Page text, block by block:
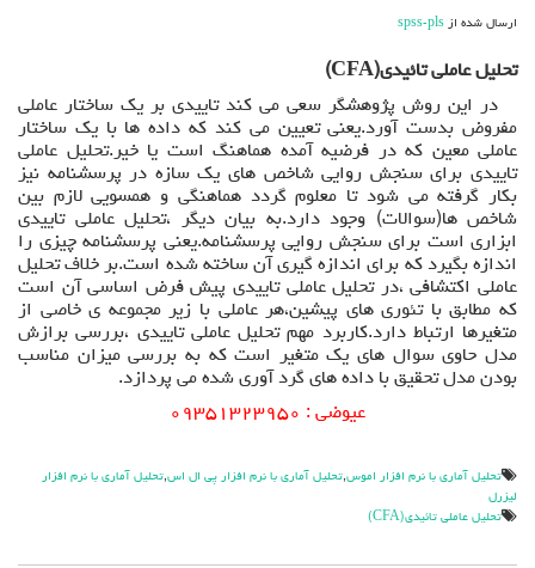
ارسال شده از spss-pls
تحلیل عاملی تائیدی(CFA
)
در این روش پژوهشگر سعی می کند تاییدی بر یک ساختار عاملی
مفروض بدست آورد.یعنی تعیین می کند که داده ها با یک ساختار
عاملی معین که در فرضیه آمده هماهنگ است یا خیر.تحلیل عاملی
تاییدی برای سنجش روایی شاخص های یک سازه در پرسشنامه نیز
بکار گرفته می شود تا معلوم گردد هماهنگی و همسویی لازم بین
شاخص ها(سوالات) وجود دارد.به بیان دیگر ،تحلیل عاملی تاییدی
ابزاری است برای سنجش روایی پرسشنامه.یعنی پرسشنامه چیزی را
اندازه بگیرد که برای اندازه گیری آن ساخته شده است.بر خلاف تحلیل
عاملی اکتشافی ،در تحلیل عاملی تاییدی پیش فرض اساسی آن است
که مطابق با تئوری های پیشین،هر عاملی با زیر مجموعه ی خاصی از
متغیرها ارتباط دارد.کاربرد مهم تحلیل عاملی تاییدی ،بررسی برازش
مدل حاوی سوال های یک متغیر است که به بررسی میزان مناسب
بودن مدل تحقیق با داده های گرد آوری شده می پردازد.
عیوضی : ۰۹۳۵۱۳۲۳۹۵۰
تحليل آماري با نرم افزار اموس,تحليل آماري با نرم افزار پي ال اس,تحليل آماري با نرم افزار
ليزرل
تحليل عاملي تائيدي(CFA)